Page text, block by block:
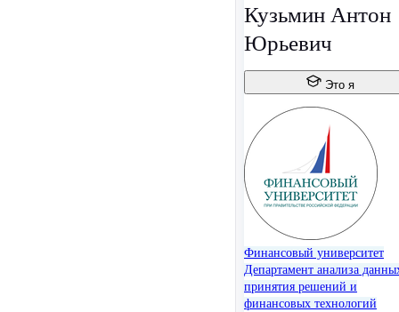
Кузьмин Антон
Юрьевич
Это я
Финансовый университет
Департамент анализа
принятия решений и
финансовых технологий